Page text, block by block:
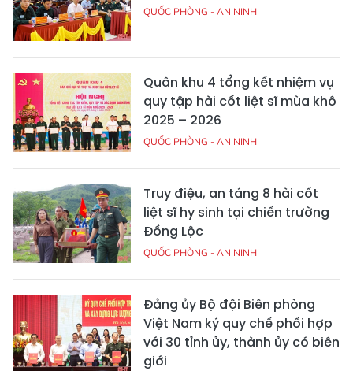
QUỐC PHÒNG - AN NINH
Quân khu 4 tổng kết nhiệm vụ
quy tập hài cốt liệt sĩ mùa khô
2025 – 2026
QUỐC PHÒNG - AN NINH
Truy điệu, an táng 8 hài cốt
liệt sĩ hy sinh tại chiến trường
Đồng Lộc
QUỐC PHÒNG - AN NINH
Đảng ủy Bộ đội Biên phòng
Việt Nam ký quy chế phối hợp
với 30 tỉnh ủy, thành ủy có biên
giới